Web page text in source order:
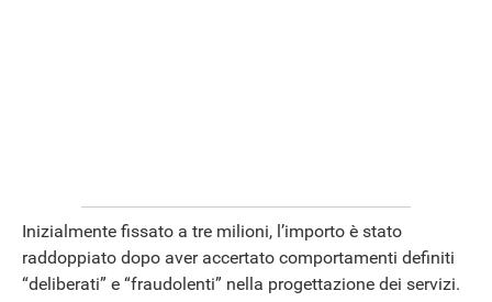
Inizialmente fissato a tre milioni, l’importo è stato
raddoppiato dopo aver accertato comportamenti definiti
“deliberati” e “fraudolenti” nella progettazione dei servizi.